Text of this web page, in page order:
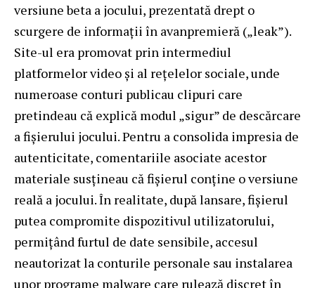
versiune beta a jocului, prezentată drept o
scurgere de informații în avanpremieră („leak”).
Site-ul era promovat prin intermediul
platformelor video și al rețelelor sociale, unde
numeroase conturi publicau clipuri care
pretindeau că explică modul „sigur” de descărcare
a fișierului jocului. Pentru a consolida impresia de
autenticitate, comentariile asociate acestor
materiale susțineau că fișierul conține o versiune
reală a jocului. În realitate, după lansare, fișierul
putea compromite dispozitivul utilizatorului,
permițând furtul de date sensibile, accesul
neautorizat la conturile personale sau instalarea
unor programe malware care rulează discret în